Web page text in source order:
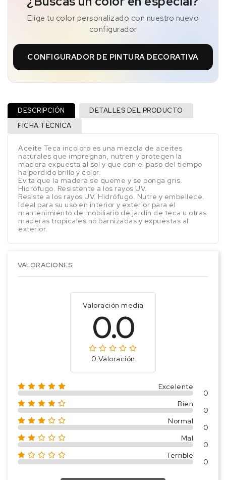
Elige tu color personalizado con nuestro nuevo
configurador
CONFIGURADOR DE PINTURA DECORATIVA
DESCRIPCIÓN
DETALLES DEL PRODUCTO
FICHA TÉCNICA
Aceite Teca incoloro es una mezcla de aceites
naturales que impregnan, nutren y protegen la
madera expuesta al sol y que con el paso del tiempo
ha perdido brillo y color.
Evita que la madera se queme y se ponga gris.
Hidrófugo. Resistente a los rayos UV.
Resiste a los rayos UV. Hidrófugo. Nutre y embellece.
Ideal para su uso en interior y exterior para el
mantenimiento de mobiliario de jardín de teca u otras
maderas tropicales no barnizadas y expuestas al
exterior.
VALORACIONES
Valoración media
0.0
0 Valoración
Excelente
0
Bien
0
Normal
0
Mal
0
Terrible
0